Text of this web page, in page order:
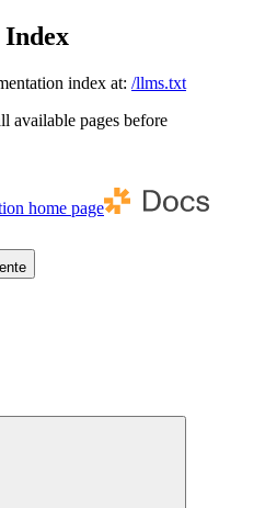
Index
index at: /llms.txt
available pages before
home page